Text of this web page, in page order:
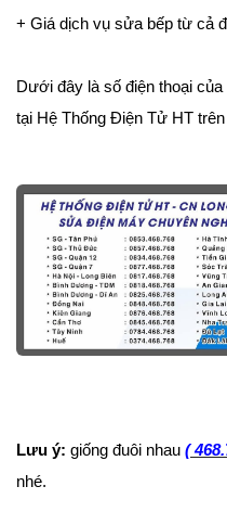
+ Giá dịch vụ sửa bếp từ cả
Dưới đây là số điện thoại
tại Hệ Thống Điện Tử HT
Lưu ý: giống đuôi nhau (
nhé.